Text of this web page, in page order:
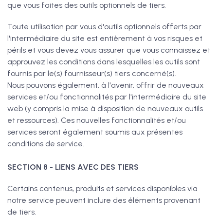
que vous faites des outils optionnels de tiers.
Toute utilisation par vous d'outils optionnels offerts par
l'intermédiaire du site est entièrement à vos risques et
périls et vous devez vous assurer que vous connaissez et
approuvez les conditions dans lesquelles les outils sont
fournis par le(s) fournisseur(s) tiers concerné(s).
Nous pouvons également, à l'avenir, offrir de nouveaux
services et/ou fonctionnalités par l'intermédiaire du site
web (y compris la mise à disposition de nouveaux outils
et ressources). Ces nouvelles fonctionnalités et/ou
services seront également soumis aux présentes
conditions de service.
SECTION 8 - LIENS AVEC DES TIERS
Certains contenus, produits et services disponibles via
notre service peuvent inclure des éléments provenant
de tiers.